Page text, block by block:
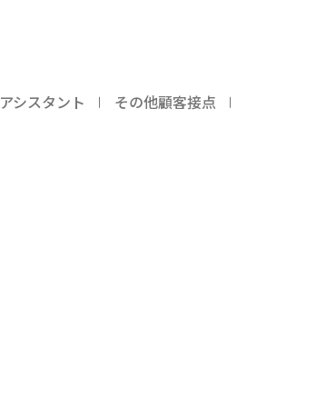
アシスタント
その他顧客接点